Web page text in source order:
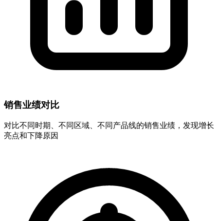
销售业绩对比
对比不同时期、不同区域、不同产品线的销售业绩，发现增长
亮点和下降原因